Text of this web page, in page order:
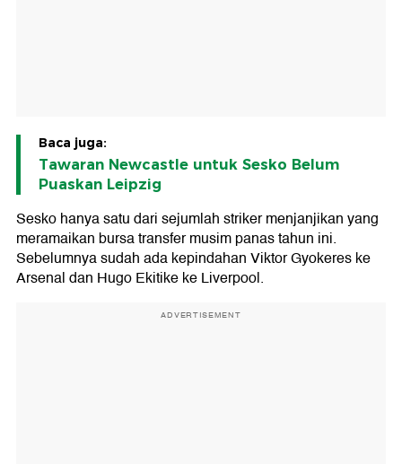
Baca juga:
Tawaran Newcastle untuk Sesko Belum
Puaskan Leipzig
Sesko hanya satu dari sejumlah striker menjanjikan yang
meramaikan bursa transfer musim panas tahun ini.
Sebelumnya sudah ada kepindahan Viktor Gyokeres ke
Arsenal dan Hugo Ekitike ke Liverpool.
ADVERTISEMENT